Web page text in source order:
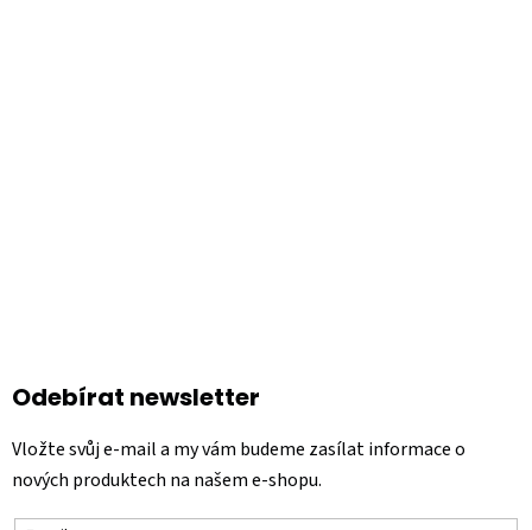
Odebírat newsletter
Vložte svůj e-mail a my vám budeme zasílat informace o
nových produktech na našem e-shopu.